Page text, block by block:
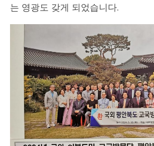
는 영광도 갖게 되었습니다.